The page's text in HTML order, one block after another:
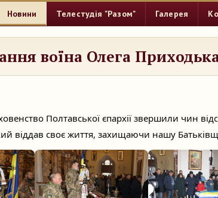
Новини Телестудія "Разом" Галерея
воїна Олега
Полтавської єпархії звершили чин
віддав своє життя, захищаючи нашу